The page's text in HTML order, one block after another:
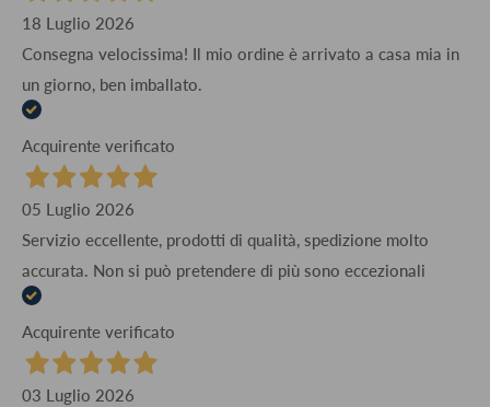
18 Luglio 2026
Consegna velocissima! Il mio ordine è arrivato a casa mia in
un giorno, ben imballato.
Acquirente verificato
05 Luglio 2026
Servizio eccellente, prodotti di qualità, spedizione molto
accurata. Non si può pretendere di più sono eccezionali
Acquirente verificato
03 Luglio 2026